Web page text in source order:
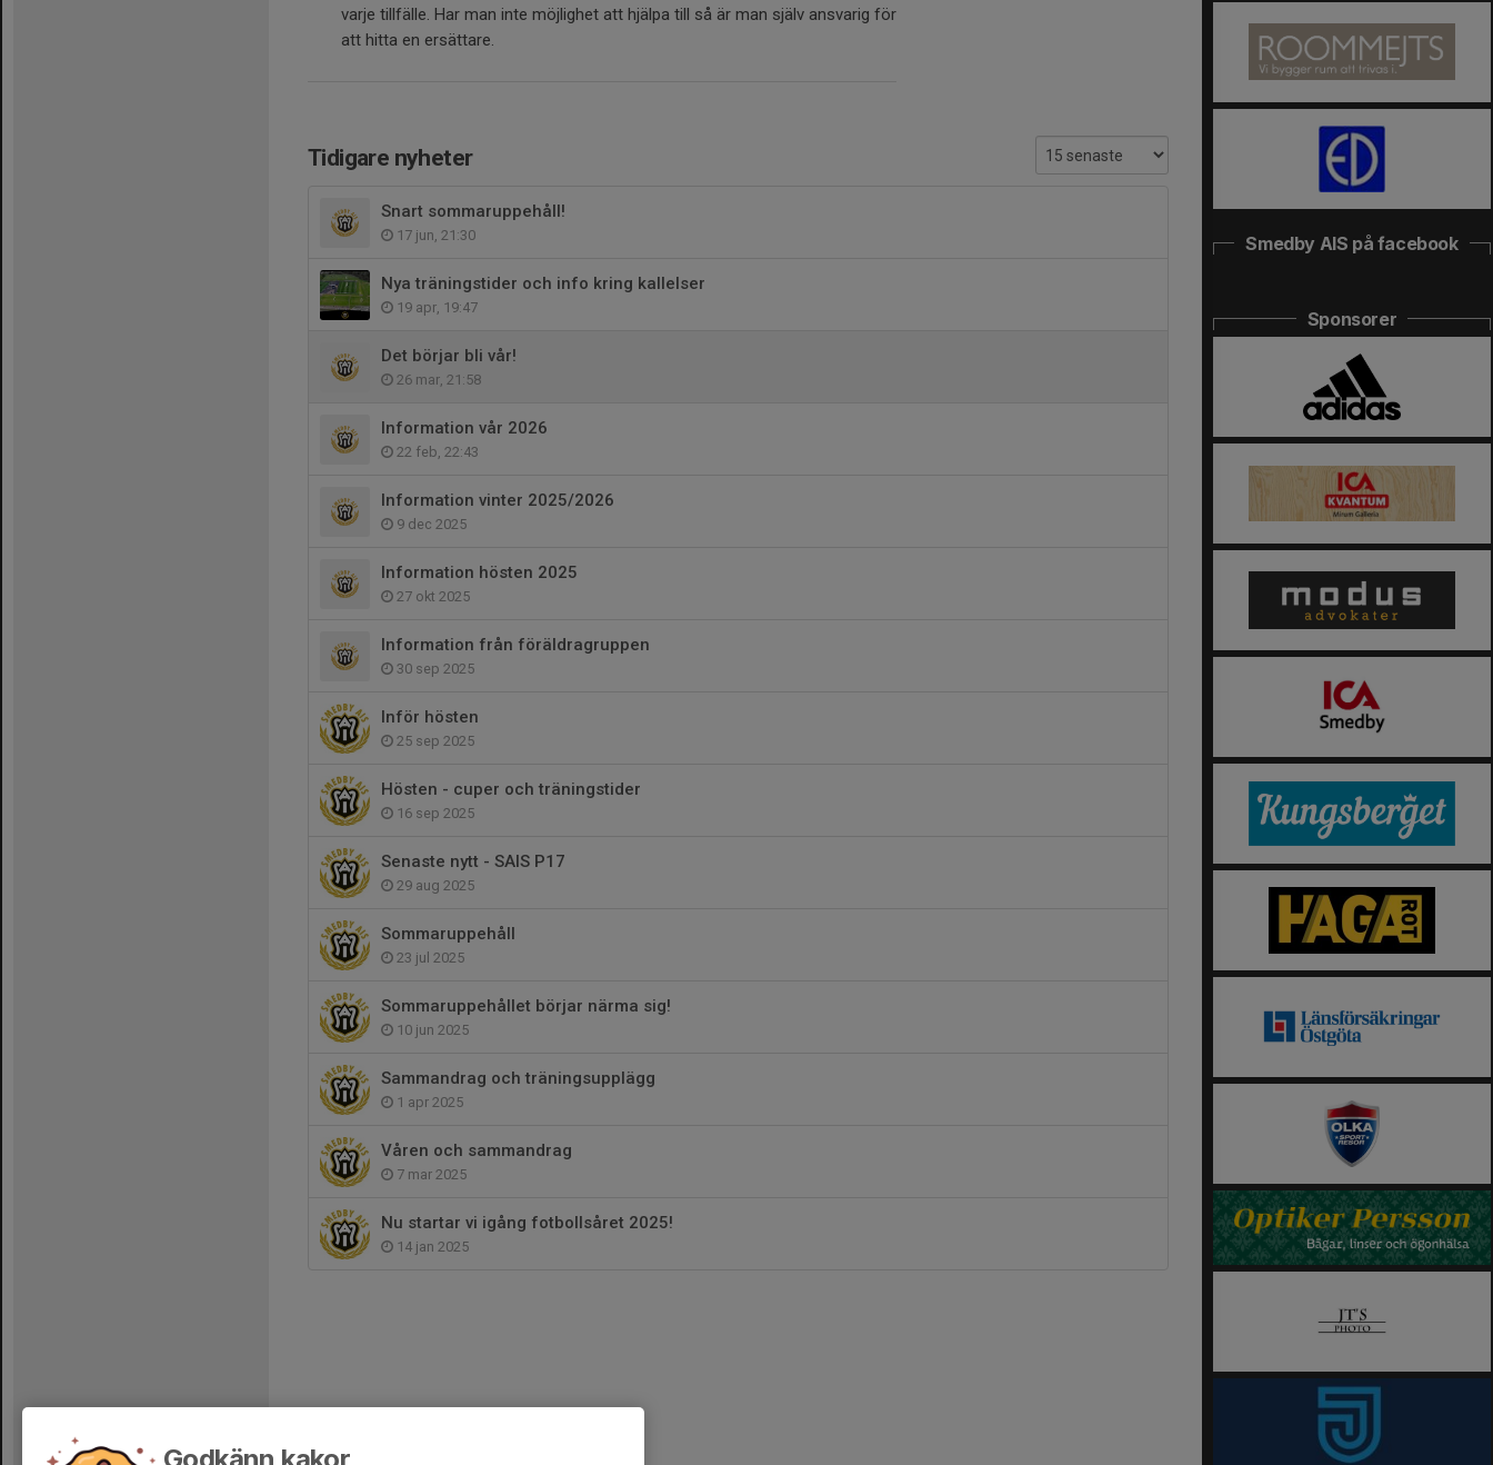
varje tillfälle. Har man inte möjlighet att hjälpa till så är man själv ansvarig för
att hitta en ersättare.
Tidigare nyheter
Snart sommaruppehåll!
17 jun, 21:30
Nya träningstider och info kring kallelser
19 apr, 19:47
Det börjar bli vår!
26 mar, 21:58
Information vår 2026
22 feb, 22:43
Information vinter 2025/2026
9 dec 2025
Information hösten 2025
27 okt 2025
Information från föräldragruppen
30 sep 2025
Inför hösten
25 sep 2025
Hösten - cuper och träningstider
16 sep 2025
Senaste nytt - SAIS P17
29 aug 2025
Sommaruppehåll
23 jul 2025
Sommaruppehållet börjar närma sig!
10 jun 2025
Sammandrag och träningsupplägg
1 apr 2025
Våren och sammandrag
7 mar 2025
Nu startar vi igång fotbollsåret 2025!
14 jan 2025
Smedby AIS på facebook
Sponsorer